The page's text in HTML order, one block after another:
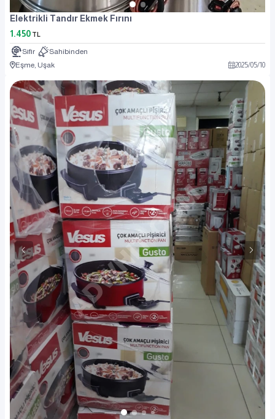
Elektrikli Tandır Ekmek Fırını
1.450 TL
Sıfır
Sahibinden
Eşme, Uşak
2025/05/10